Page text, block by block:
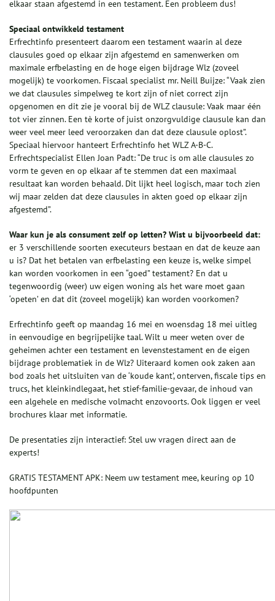
elkaar staan afgestemd in een testament. Een probleem dus!
Speciaal ontwikkeld testament
Erfrechtinfo presenteert daarom een testament waarin al deze
clausules goed op elkaar zijn afgestemd en samenwerken om
maximale erfbelasting en de hoge eigen bijdrage Wlz (zoveel
mogelijk) te voorkomen. Fiscaal specialist mr. Neill Buijze: “Vaak zien
we dat clausules simpelweg te kort zijn of niet correct zijn
opgenomen en dit zie je vooral bij de WLZ clausule: Vaak maar één
tot vier zinnen. Een tè korte of juist onzorgvuldige clausule kan dan
weer veel meer leed veroorzaken dan dat deze clausule oplost”.
Speciaal hiervoor hanteert Erfrechtinfo het WLZ A-B-C.
Erfrechtspecialist Ellen Joan Padt: “De truc is om alle clausules zo
vorm te geven en op elkaar af te stemmen dat een maximaal
resultaat kan worden behaald. Dit lijkt heel logisch, maar toch zien
wij maar zelden dat deze clausules in akten goed op elkaar zijn
afgestemd”.
Waar kun je als consument zelf op letten? Wist u bijvoorbeeld dat:
er 3 verschillende soorten executeurs bestaan en dat de keuze aan
u is? Dat het betalen van erfbelasting een keuze is, welke simpel
kan worden voorkomen in een “goed” testament? En dat u
tegenwoordig (weer) uw eigen woning als het ware moet gaan
‘opeten’ en dat dit (zoveel mogelijk) kan worden voorkomen?
Erfrechtinfo geeft op maandag 16 mei en woensdag 18 mei uitleg
in eenvoudige en begrijpelijke taal. Wilt u meer weten over de
geheimen achter een testament en levenstestament en de eigen
bijdrage problematiek in de Wlz? Uiteraard komen ook zaken aan
bod zoals het uitsluiten van de ‘koude kant’, onterven, fiscale tips en
trucs, het kleinkindlegaat, het stief-familie-gevaar, de inhoud van
een algehele en medische volmacht enzovoorts. Ook liggen er veel
brochures klaar met informatie.
De presentaties zijn interactief: Stel uw vragen direct aan de
experts!
GRATIS TESTAMENT APK: Neem uw testament mee, keuring op 10
hoofdpunten